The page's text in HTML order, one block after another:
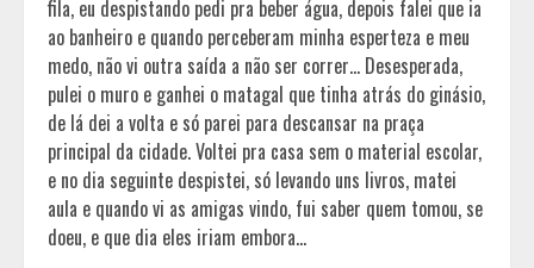
fila, eu despistando pedi pra beber água, depois falei que ia
ao banheiro e quando perceberam minha esperteza e meu
medo, não vi outra saída a não ser correr… Desesperada,
pulei o muro e ganhei o matagal que tinha atrás do ginásio,
de lá dei a volta e só parei para descansar na praça
principal da cidade. Voltei pra casa sem o material escolar,
e no dia seguinte despistei, só levando uns livros, matei
aula e quando vi as amigas vindo, fui saber quem tomou, se
doeu, e que dia eles iriam embora…